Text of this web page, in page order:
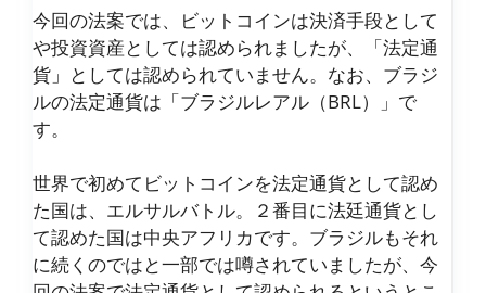
今回の法案では、ビットコインは決済手段として
や投資資産としては認められましたが、「法定通
貨」としては認められていません。なお、ブラジ
ルの法定通貨は「ブラジルレアル（BRL）」で
す。
世界で初めてビットコインを法定通貨として認め
た国は、エルサルバトル。２番目に法廷通貨とし
て認めた国は中央アフリカです。ブラジルもそれ
に続くのではと一部では噂されていましたが、今